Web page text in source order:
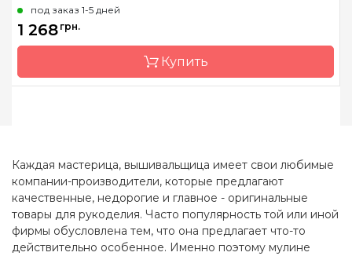
под заказ 1-5 дней
1 268 грн.
Купить
Каждая мастерица, вышивальщица имеет свои любимые
компании-производители, которые предлагают
качественные, недорогие и главное - оригинальные
товары для рукоделия. Часто популярность той или иной
фирмы обусловлена тем, что она предлагает что-то
действительно особенное. Именно поэтому мулине